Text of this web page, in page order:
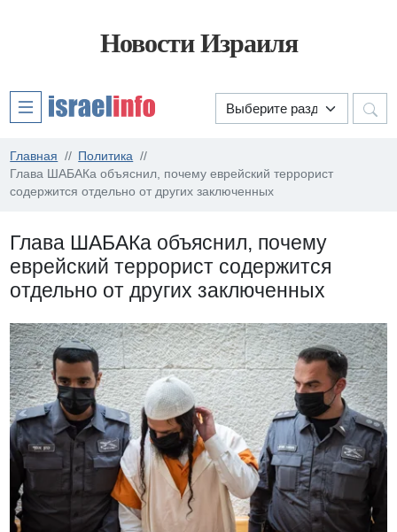
Новости Израиля
Главная
Политика
Глава ШАБАКа объяснил, почему еврейский террорист
содержится отдельно от других заключенных
Глава ШАБАКа объяснил, почему
еврейский террорист содержится
отдельно от других заключенных